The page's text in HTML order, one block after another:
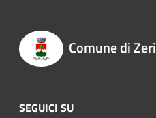
Comune di Zeri
SEGUICI SU